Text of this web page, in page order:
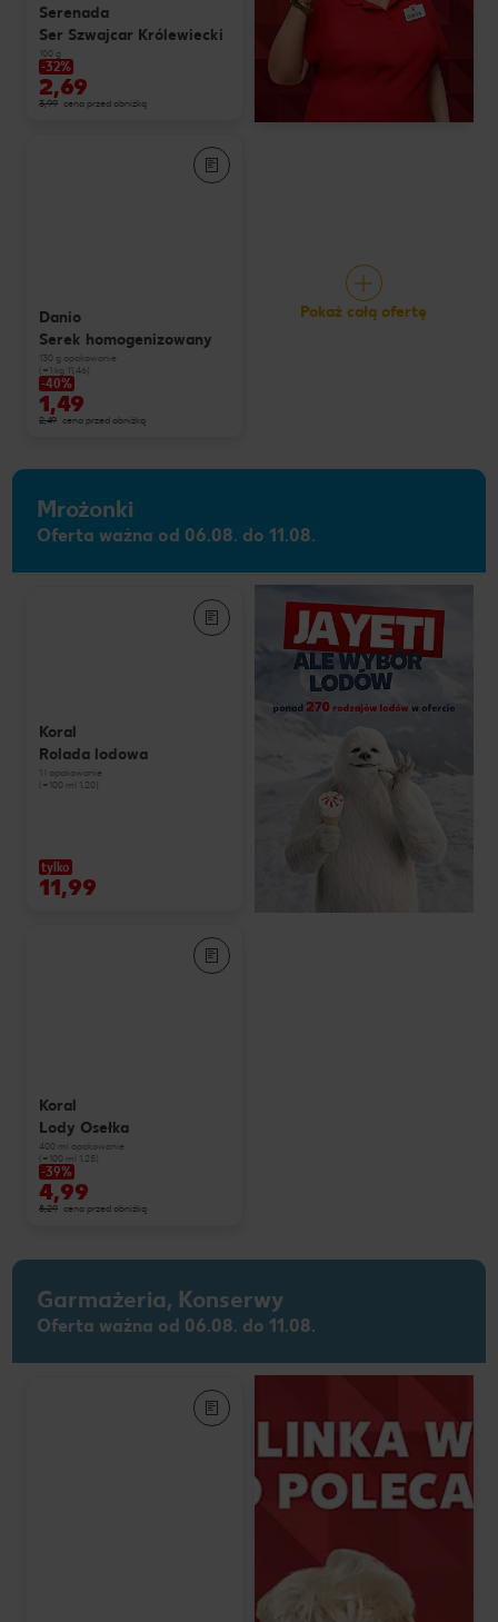
Serenada
Ser Szwajcar Królewiecki
100 g
-32%
2,69
3,99 cena przed obniżką
Danio
Serek homogenizowany
130 g opakowanie
(=1 kg 11,46)
-40%
1,49
2,49 cena przed obniżką
Pokaż całą ofertę
Mrożonki
Oferta ważna od 06.08. do 11.08.
Koral
Rolada lodowa
1 l opakowanie
(=100 ml 1,20)
tylko
11,99
Koral
Lody Osełka
400 ml opakowanie
(=100 ml 1,25)
-39%
4,99
8,29 cena przed obniżką
Garmażeria, Konserwy
Oferta ważna od 06.08. do 11.08.